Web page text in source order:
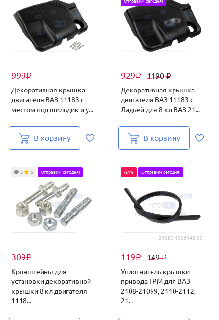
999₽
Декоративная крышка
двигателя ВАЗ 11183 с
местом под шильдик и у...
В корзину
929₽ 1190₽
Отправим сегодня!
Декоративная крышка
двигателя ВАЗ 11183 с
Ладьей для 8 кл ВАЗ 21...
В корзину
309₽
2 5 Отправим сегодня!
Кронштейны для
установки декоративной
крышки 8 кл двигателя
1118...
21080-1006149-00
119₽ 149₽
-21% Отправим сегодня!
Уплотнитель крышки
привода ГРМ для ВАЗ
2108-21099, 2110-2112,
21...